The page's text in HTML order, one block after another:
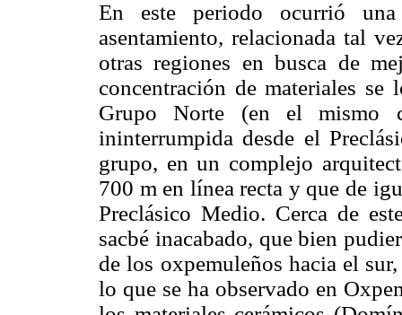
En este periodo ocurrió
asentamiento, relacionada tal
otras regiones en busca de
concentración de materiales
Grupo Norte (en el mismo
ininterrumpida desde el
grupo, en un complejo
700 m en línea recta y que de
Preclásico Medio. Cerca de
sacbé inacabado, que bien
de los oxpemuleños hacia el
lo que se ha observado en